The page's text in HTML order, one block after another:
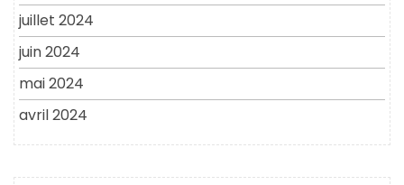
juillet 2024
juin 2024
mai 2024
avril 2024